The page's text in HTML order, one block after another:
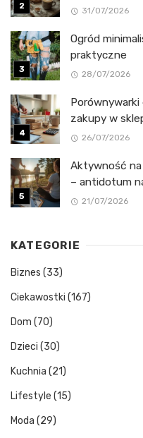
31/07/2026
Ogród
praktyczne
28/07/2026
zakupy w
26/07/2026
Aktywność
– antidotum
21/07/2026
KATEGORIE
Biznes (33)
Ciekawostki (167)
Dom (70)
Dzieci (30)
Kuchnia (21)
Lifestyle (15)
Moda (29)